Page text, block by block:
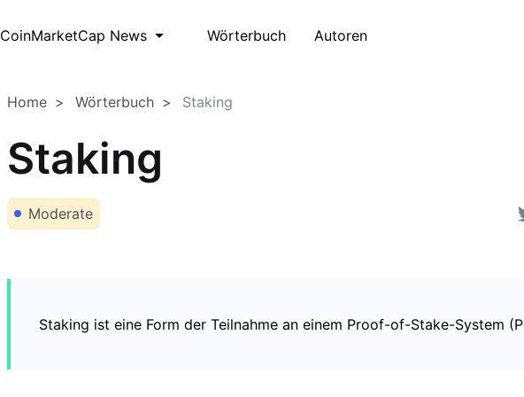
CoinMarketCap News Wörterbuch Autoren
Home Wörterbuch Staking
Staking
Moderate
Staking ist eine Form der Teilnahme an einem Proof-of-Stake-System